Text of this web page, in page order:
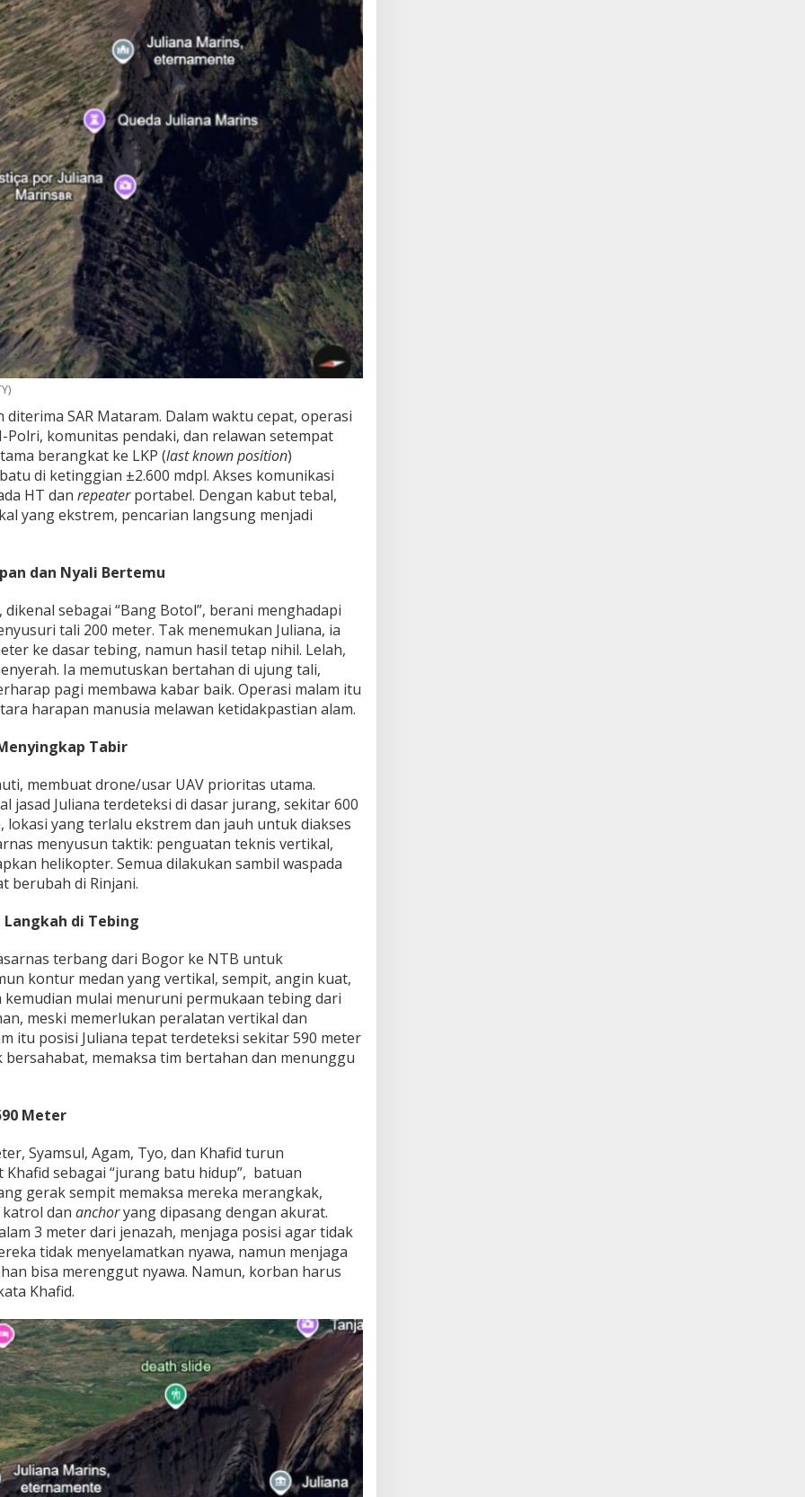
diterima SAR Mataram. Dalam waktu cepat, operasi
komunitas pendaki, dan relawan setempat
berangkat ke LKP (last known position)
di ketinggian ±2.600 mdpl. Akses komunikasi
HT dan repeaterportabel. Dengan kabut tebal,
yang ekstrem, pencarian langsung menjadi
dan Nyali Bertemu
dikenal sebagai “Bang Botol”, berani menghadapi
tali 200 meter. Tak menemukan Juliana, ia
ke dasar tebing, namun hasil tetap nihil. Lelah,
Ia memutuskan bertahan di ujung tali,
pagi membawa kabar baik. Operasi malam itu
harapan manusia melawan ketidakpastian alam.
Tabir
membuat drone/usar UAV prioritas utama.
jasad Juliana terdeteksi di dasar jurang, sekitar 600
lokasi yang terlalu ekstrem dan jauh untuk diakses
menyusun taktik: penguatan teknis vertikal,
helikopter. Semua dilakukan sambil waspada
berubah di Rinjani.
Langkah di Tebing
terbang dari Bogor ke NTB untuk
kontur medan yang vertikal, sempit, angin kuat,
kemudian mulai menuruni permukaan tebing dari
meski memerlukan peralatan vertikal dan
itu posisi Juliana tepat terdeteksi sekitar 590 meter
bersahabat, memaksa tim bertahan dan menunggu
Meter
Syamsul, Agam, Tyo, dan Khafid turun
sebagai “jurang batu hidup”, batuan
gerak sempit memaksa mereka merangkak,
dan anchoryang dipasang dengan akurat.
3 meter dari jenazah, menjaga posisi agar tidak
tidak menyelamatkan nyawa, namun menjaga
bisa merenggut nyawa. Namun, korban harus
Khafid.